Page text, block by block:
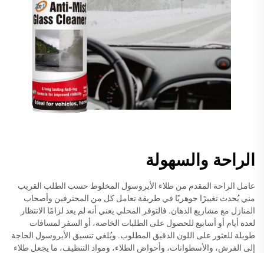
الراحة والسهولة
عامل الراحة المقدم من طلاء الأيروسول المخلوط حسب الطلب القريب
مني يُحدث تغييرًا جوهريًا في طريقة تعامل كل من المحترفين وأصحاب
المنازل مع مشاريع الدهان. فالتوفر المحلي يعني أنه لم يعد لزامًا الانتظار
لعدة أيام أو أسابيع للحصول على الطلبات الخاصة، أو السفر لمسافات
طويلة للعثور على اللون الدقيق المطلوب. ويُلغي تنسيق الأيروسول الحاجة
إلى الفرش، والأسطوانات، وأحواض الطلاء، ومواد التنظيف، ما يجعل طلاء